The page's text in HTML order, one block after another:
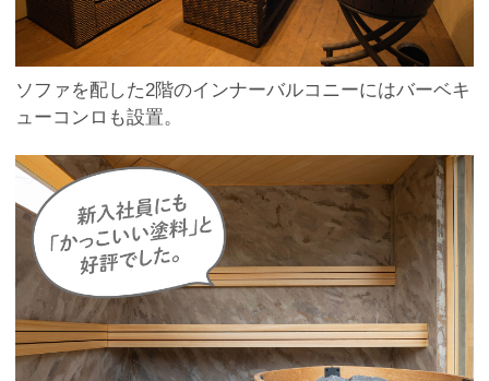
ソファを配した2階のインナーバルコニーにはバーベキ
ューコンロも設置。